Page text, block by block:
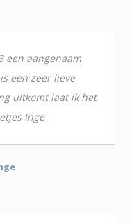
een aangenaam
een zeer lieve
uitkomt laat ik het
Inge